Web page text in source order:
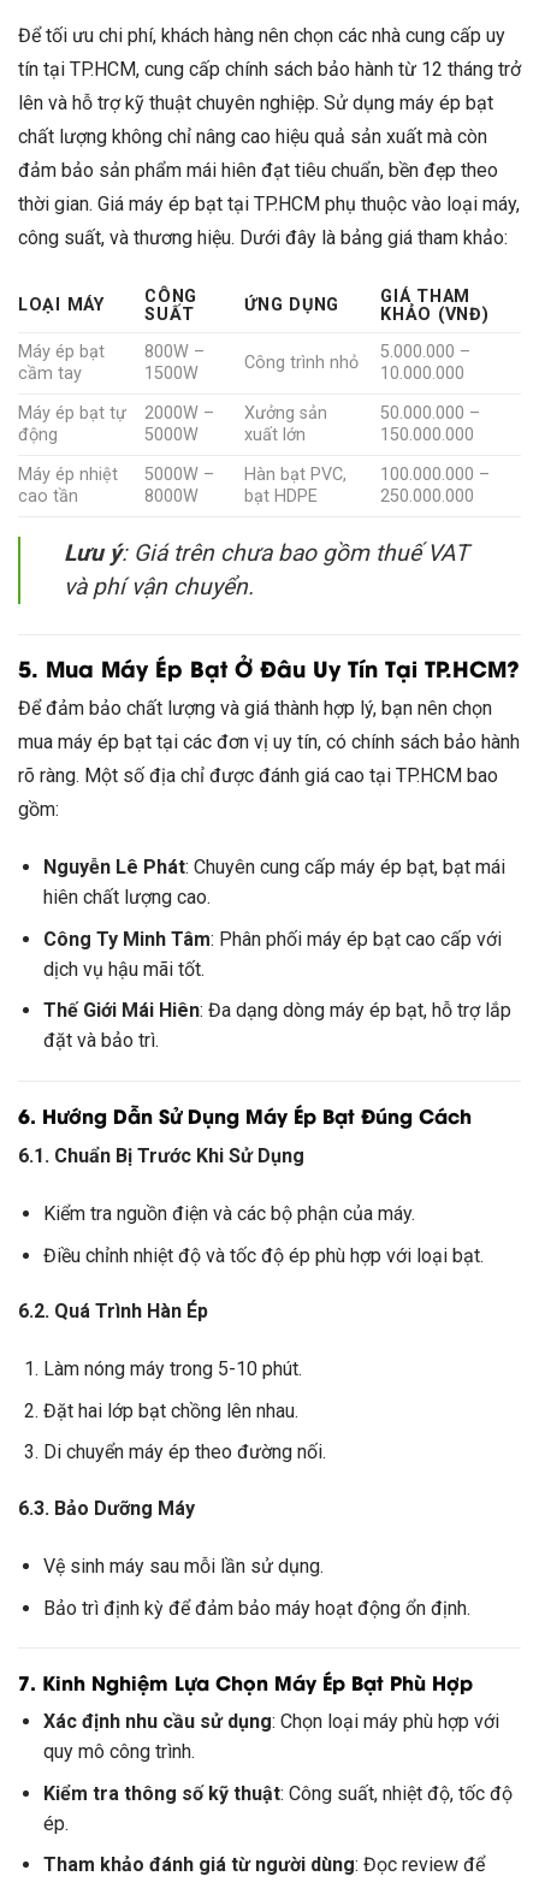
Để tối ưu chi phí, khách hàng nên chọn các nhà cung cấp uy
tín tại TP.HCM, cung cấp chính sách bảo hành từ 12 tháng trở
lên và hỗ trợ kỹ thuật chuyên nghiệp. Sử dụng máy ép bạt
chất lượng không chỉ nâng cao hiệu quả sản xuất mà còn
đảm bảo sản phẩm mái hiên đạt tiêu chuẩn, bền đẹp theo
thời gian. Giá máy ép bạt tại TP.HCM phụ thuộc vào loại máy,
công suất, và thương hiệu. Dưới đây là bảng giá tham khảo:
LOẠI MÁY
CÔNG
SUẤT
ỨNG DỤNG
GIÁ THAM
KHẢO (VNĐ)
Máy ép bạt
cầm tay
800W –
1500W
Công trình nhỏ
5.000.000 –
10.000.000
Máy ép bạt tự
động
2000W –
5000W
Xưởng sản
xuất lớn
50.000.000 –
150.000.000
Máy ép nhiệt
cao tần
5000W –
8000W
Hàn bạt PVC,
bạt HDPE
100.000.000 –
250.000.000
Lưu ý: Giá trên chưa bao gồm thuế VAT
và phí vận chuyển.
5. Mua Máy Ép Bạt Ở Đâu Uy Tín Tại TP.HCM?
Để đảm bảo chất lượng và giá thành hợp lý, bạn nên chọn
mua máy ép bạt tại các đơn vị uy tín, có chính sách bảo hành
rõ ràng. Một số địa chỉ được đánh giá cao tại TP.HCM bao
gồm:
Nguyễn Lê Phát: Chuyên cung cấp máy ép bạt, bạt mái
hiên chất lượng cao.
Công Ty Minh Tâm: Phân phối máy ép bạt cao cấp với
dịch vụ hậu mãi tốt.
Thế Giới Mái Hiên: Đa dạng dòng máy ép bạt, hỗ trợ lắp
đặt và bảo trì.
6. Hướng Dẫn Sử Dụng Máy Ép Bạt Đúng Cách
6.1. Chuẩn Bị Trước Khi Sử Dụng
Kiểm tra nguồn điện và các bộ phận của máy.
Điều chỉnh nhiệt độ và tốc độ ép phù hợp với loại bạt.
6.2. Quá Trình Hàn Ép
Làm nóng máy trong 5-10 phút.
Đặt hai lớp bạt chồng lên nhau.
Di chuyển máy ép theo đường nối.
6.3. Bảo Dưỡng Máy
Vệ sinh máy sau mỗi lần sử dụng.
Bảo trì định kỳ để đảm bảo máy hoạt động ổn định.
7. Kinh Nghiệm Lựa Chọn Máy Ép Bạt Phù Hợp
Xác định nhu cầu sử dụng: Chọn loại máy phù hợp với
quy mô công trình.
Kiểm tra thông số kỹ thuật: Công suất, nhiệt độ, tốc độ
ép.
Tham khảo đánh giá từ người dùng: Đọc review để